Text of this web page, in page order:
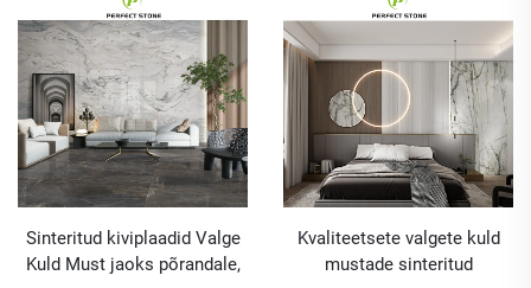
Sinteritud kiviplaadid Valge
Kuld Must jaoks põrandale,
Kvaliteetsete valgete kuld
mustade sinteritud